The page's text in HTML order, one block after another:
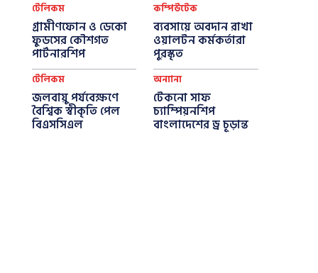
টেলিকম
গ্রামীণফোন ও ডেকো
ফুডসের কৌশগত
পার্টনারশিপ
কম্পিউটেক
ব্যবসায়ে অবদান রাখা
ওয়ালটন কর্মকর্তারা
পুরস্কৃত
টেলিকম
জলবায়ু পর্যবেক্ষণে
বৈশ্বিক স্বীকৃতি পেল
বিএসসিএল
অন্যান্য
টেকনো সাফ
চ্যাম্পিয়নশিপ
বাংলাদেশের ড্র চূড়ান্ত